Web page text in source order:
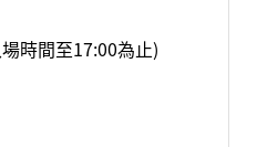
時間至17:00為止)